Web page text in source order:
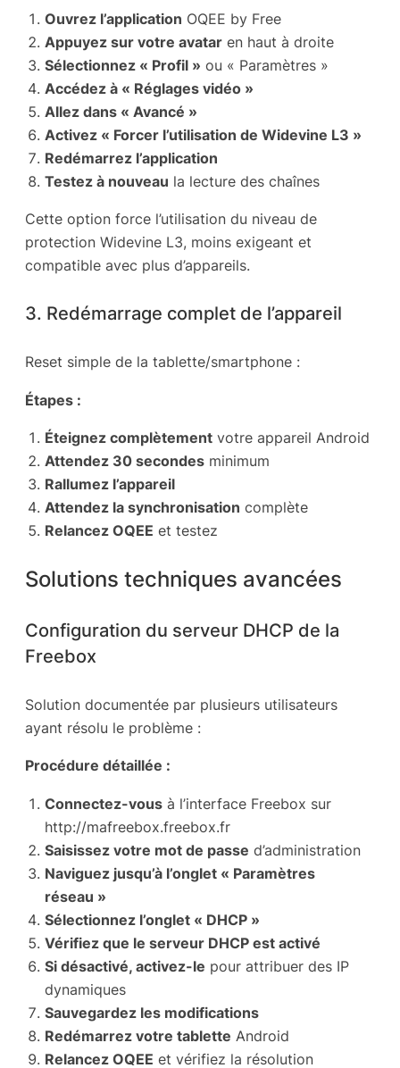
Ouvrez l’application OQEE by Free
Appuyez sur votre avatar en haut à droite
Sélectionnez « Profil » ou « Paramètres »
Accédez à « Réglages vidéo »
Allez dans « Avancé »
Activez « Forcer l’utilisation de Widevine L3 »
Redémarrez l’application
Testez à nouveau la lecture des chaînes
Cette option force l’utilisation du niveau de
protection Widevine L3, moins exigeant et
compatible avec plus d’appareils.
3. Redémarrage complet de l’appareil
Reset simple de la tablette/smartphone :
Étapes :
Éteignez complètement votre appareil Android
Attendez 30 secondes minimum
Rallumez l’appareil
Attendez la synchronisation complète
Relancez OQEE et testez
Solutions techniques avancées
Configuration du serveur DHCP de la
Freebox
Solution documentée par plusieurs utilisateurs
ayant résolu le problème :
Procédure détaillée :
Connectez-vous à l’interface Freebox sur
http://mafreebox.freebox.fr
Saisissez votre mot de passe d’administration
Naviguez jusqu’à l’onglet « Paramètres
réseau »
Sélectionnez l’onglet « DHCP »
Vérifiez que le serveur DHCP est activé
Si désactivé, activez-le pour attribuer des IP
dynamiques
Sauvegardez les modifications
Redémarrez votre tablette Android
Relancez OQEE et vérifiez la résolution